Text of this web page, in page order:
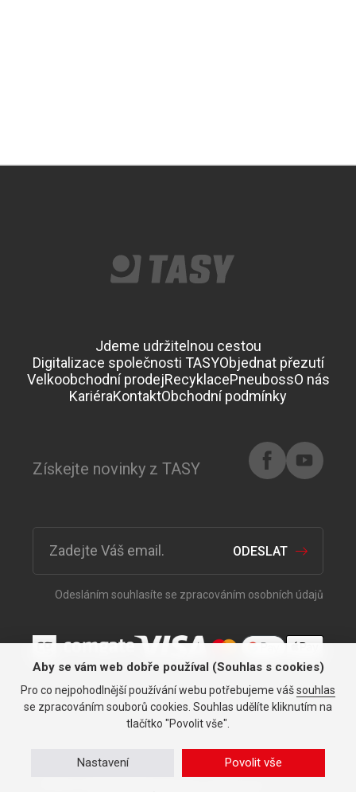
Jdeme udržitelnou cestou
Digitalizace společnosti TASYObjednat přezutí
Velkoobchodní prodejRecyklacePneubossO nás
KariéraKontaktObchodní podmínky
Získejte novinky z TASY
ODESLAT
Odesláním souhlasíte se zpracováním osobních údajů
Vše pro vaše auto již od roku
1991.
Aby se vám web dobře používal (Souhlas s cookies)
Pro co nejpohodlnější používání webu potřebujeme vášsouhlas
se zpracováním souborů cookies. Souhlas udělíte kliknutím na
tlačítko "Povolit vše".
Povolit vše
Nastavení